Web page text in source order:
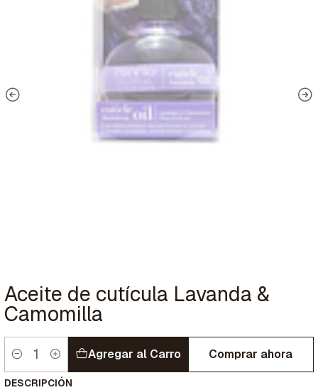
Aceite de cutícula Lavanda &
Camomilla
Cantidad
Agregar al Carro Comprar ahora
DESCRIPCIÓN